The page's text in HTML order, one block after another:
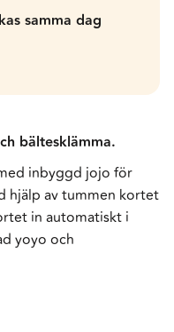
samma dag
bältesklämma.
inbyggd jojo för
hjälp av tummen kortet
in automatiskt i
yoyo och